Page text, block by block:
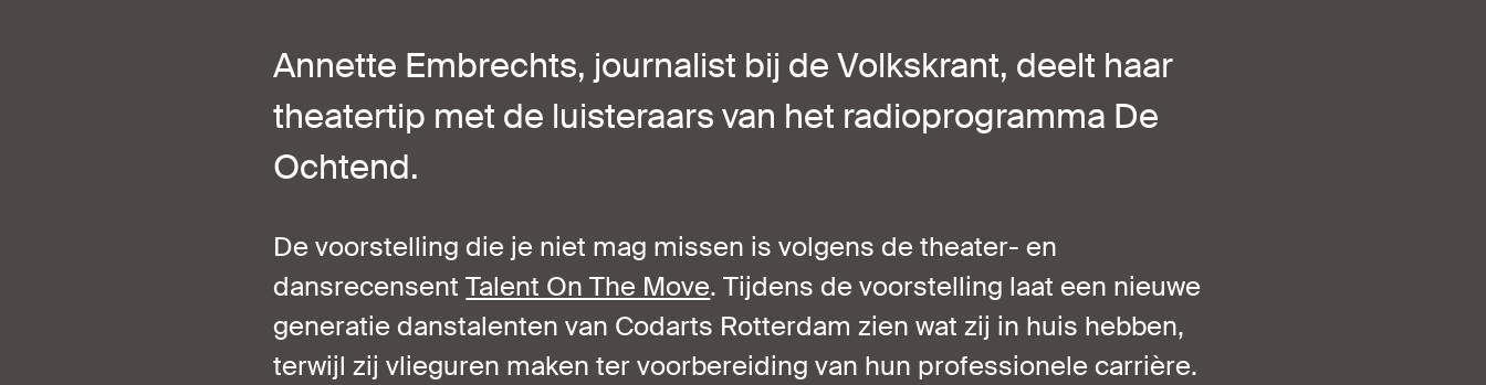
Annette Embrechts, journalist bij de Volkskrant, deelt haar
theatertip met de luisteraars van het radioprogramma De
Ochtend.
De voorstelling die je niet mag missen is volgens de theater- en
dansrecensentTalent On The Move. Tijdens de voorstelling laat een nieuwe
generatie danstalenten van Codarts Rotterdam zien wat zij in huis hebben,
terwijl zij vlieguren maken ter voorbereiding van hun professionele carrière.